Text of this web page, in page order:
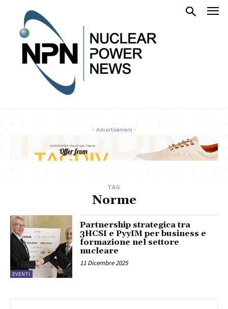
- Advertisement -
TAG
Norme
EVENTI
Partnership strategica tra
3HCSI e PyyIM per business e
formazione nel settore
nucleare
11 Dicembre 2025